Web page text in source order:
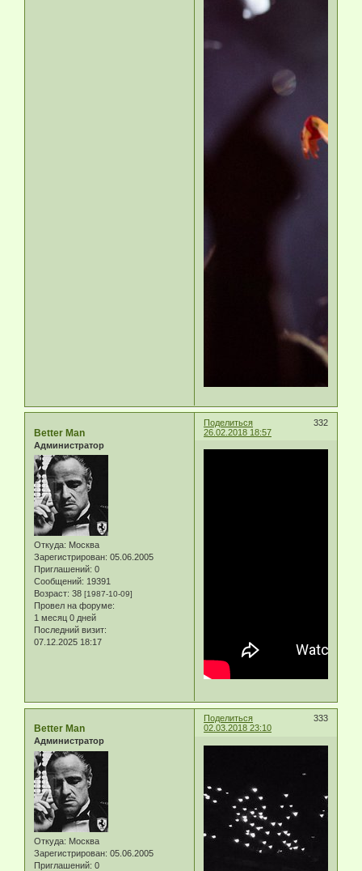
Поделиться
332
26.02.2018 18:57
Better Man
Администратор
Откуда: Москва
Зарегистрирован: 05.06.2005
Приглашений: 0
Сообщений: 19391
Возраст: 38 [1987-10-09]
Провел на форуме:
1 месяц 0 дней
Последний визит:
07.12.2025 18:17
Поделиться
333
02.03.2018 23:10
Better Man
Администратор
Откуда: Москва
Зарегистрирован: 05.06.2005
Приглашений: 0